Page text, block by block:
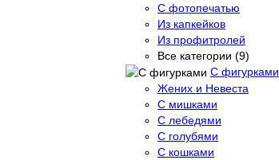
С фотопечатью
Из капкейков
Из профитролей
Все категории (9)
С фигурками
Жених и Невеста
С мишками
С лебедями
С голубями
С кошками